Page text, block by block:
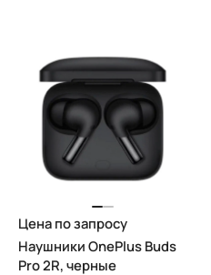
Цена по запросу
Наушники OnePlus Buds
Pro 2R, черные